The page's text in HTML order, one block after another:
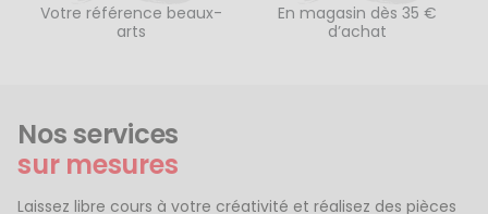
Votre référence beaux-
arts
En magasin dès 35 €
d’achat
Nos services
sur mesures
Laissez libre cours à votre créativité et réalisez des pièces